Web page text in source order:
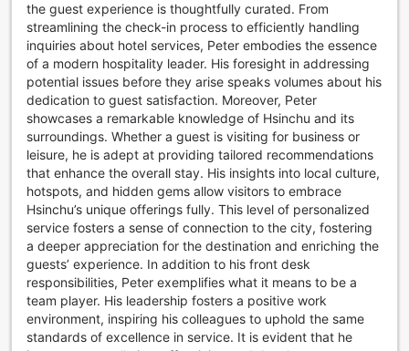
the guest experience is thoughtfully curated. From
streamlining the check-in process to efficiently handling
inquiries about hotel services, Peter embodies the essence
of a modern hospitality leader. His foresight in addressing
potential issues before they arise speaks volumes about his
dedication to guest satisfaction. Moreover, Peter
showcases a remarkable knowledge of Hsinchu and its
surroundings. Whether a guest is visiting for business or
leisure, he is adept at providing tailored recommendations
that enhance the overall stay. His insights into local culture,
hotspots, and hidden gems allow visitors to embrace
Hsinchu’s unique offerings fully. This level of personalized
service fosters a sense of connection to the city, fostering
a deeper appreciation for the destination and enriching the
guests’ experience. In addition to his front desk
responsibilities, Peter exemplifies what it means to be a
team player. His leadership fosters a positive work
environment, inspiring his colleagues to uphold the same
standards of excellence in service. It is evident that he